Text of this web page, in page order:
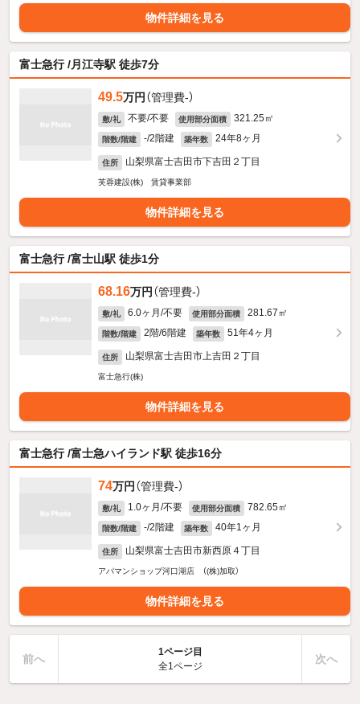
物件詳細を見る
富士急行 /月江寺駅 徒歩7分
49.5万円 （管理費-）
敷/礼 不要/不要 使用部分面積 321.25㎡
階数/階建 -/2階建 築年数 24年8ヶ月
住所 山梨県富士吉田市下吉田２丁目
芙蓉建設(株) 賃貸事業部
物件詳細を見る
富士急行 /富士山駅 徒歩1分
68.16万円 （管理費-）
敷/礼 6.0ヶ月/不要 使用部分面積 281.67㎡
階数/階建 2階/6階建 築年数 51年4ヶ月
住所 山梨県富士吉田市上吉田２丁目
富士急行(株)
物件詳細を見る
富士急行 /富士急ハイランド駅 徒歩16分
74万円 （管理費-）
敷/礼 1.0ヶ月/不要 使用部分面積 782.65㎡
階数/階建 -/2階建 築年数 40年1ヶ月
住所 山梨県富士吉田市新西原４丁目
アパマンショップ河口湖店 （(株)加取）
物件詳細を見る
前へ
1ページ目
全1ページ
次へ